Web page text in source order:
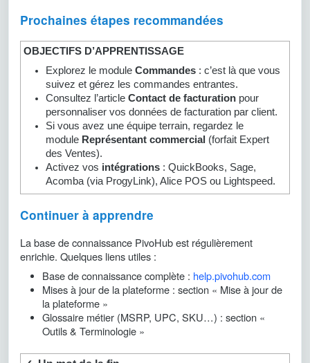
Prochaines étapes recommandées
OBJECTIFS D’APPRENTISSAGE
Explorez le module Commandes : c’est là que vous
suivez et gérez les commandes entrantes.
Consultez l’article Contact de facturation pour
personnaliser vos données de facturation par client.
Si vous avez une équipe terrain, regardez le
module Représentant commercial (forfait Expert
des Ventes).
Activez vos intégrations : QuickBooks, Sage,
Acomba (via ProgyLink), Alice POS ou Lightspeed.
Continuer à apprendre
La base de connaissance PivoHub est régulièrement
enrichie. Quelques liens utiles :
Base de connaissance complète : help.pivohub.com
Mises à jour de la plateforme : section « Mise à jour de
la plateforme »
Glossaire métier (MSRP, UPC, SKU…) : section «
Outils & Terminologie »